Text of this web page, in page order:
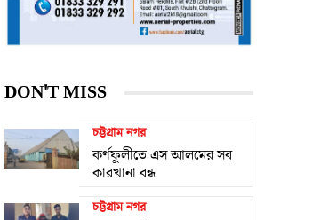
DON'T MISS
চট্টগ্রাম নগর
কর্ণফুলীতে এস আলমের সব
কারখানা বন্ধ
চট্টগ্রাম নগর